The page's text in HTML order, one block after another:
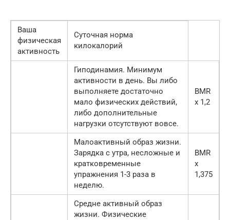
Ваша
физическая
активность
Суточная норма
килокалорий
Гиподинамия. Минимум
активности в день. Вы либо
выполняете достаточно
мало физических действий,
либо дополнительные
нагрузки отсутствуют вовсе.
BMR
х 1,2
Малоактивный образ жизни.
Зарядка с утра, несложные и
кратковременные
упражнения 1-3 раза в
неделю.
BMR
х
1,375
Средне активный образ
жизни. Физические